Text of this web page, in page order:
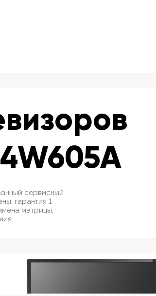
сервисный
гарантия 1
матрицы,